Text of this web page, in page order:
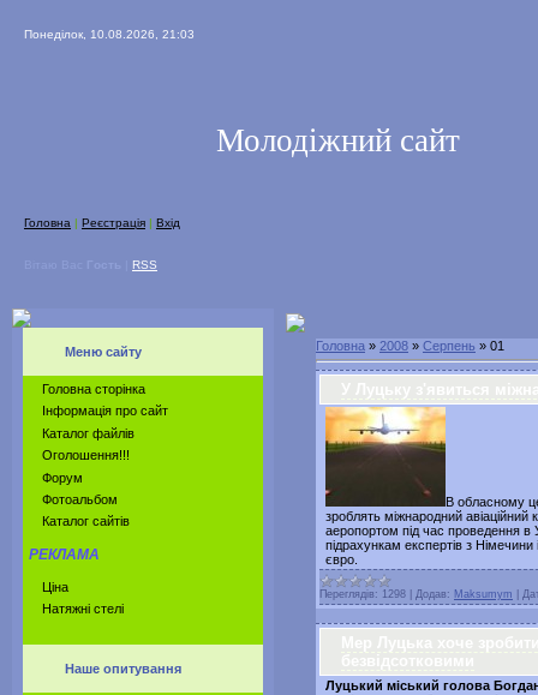
Понеділок, 10.08.2026, 21:03
Молодіжний сайт
Головна | Реєстрація | Вхід
RSS
Меню сайту
Головна сторінка
Інформація про сайт
Каталог файлів
Оголошення!!!
Форум
Фотоальбом
Каталог сайтів
РЕКЛАМА
Ціна
Натяжні стелі
Наше опитування
Головна » 2008 » Серпень » 01
В обласному
зроблять міжнародний
аеропортом під час проведення в
підрахункам експертів з
євро.
Переглядів: 1298 Додав: Maksumym
Луцький міський голова